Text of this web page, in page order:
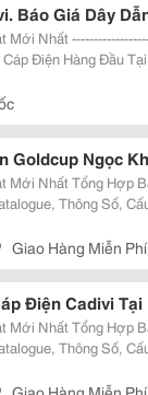
Báo Giá Dây
Hàng Đầu Tại Việt Nam
Goldcup Ngọc
Thông Số,
Vpec.v
Giao Hàng Miễn
Điện Cadivi
Thông Số,
Vpec.v